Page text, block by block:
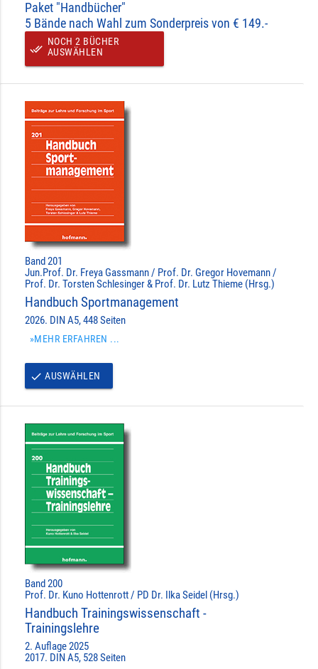
Paket "Handbücher"
5 Bände nach Wahl zum Sonderpreis von € 149.-
done_all
NOCH 2 BÜCHER
AUSWÄHLEN
Band 201
Jun.Prof. Dr. Freya Gassmann / Prof. Dr. Gregor Hovemann /
Prof. Dr. Torsten Schlesinger & Prof. Dr. Lutz Thieme (Hrsg.)
Handbuch Sportmanagement
2026. DIN A5, 448 Seiten
»MEHR ERFAHREN ...
done AUSWÄHLEN
Band 200
Prof. Dr. Kuno Hottenrott / PD Dr. Ilka Seidel (Hrsg.)
Handbuch Trainingswissenschaft -
Trainingslehre
2. Auflage 2025
2017. DIN A5, 528 Seiten